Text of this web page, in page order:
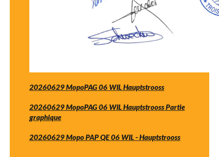
20260629 MopoPAG 06 WIL Hauptstrooss
20260629 MopoPAG 06 WIL Hauptstrooss Partie
graphique
20260629 Mopo PAP QE 06 WIL - Hauptstrooss